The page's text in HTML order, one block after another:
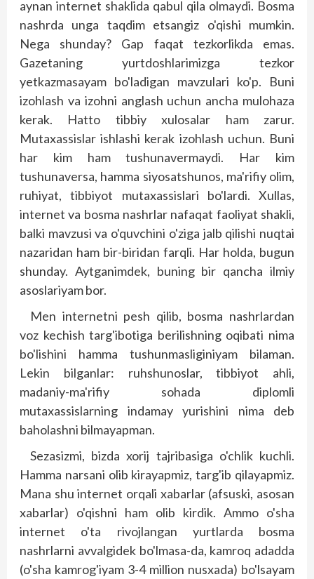
aynan internet shaklida qabul qila olmaydi. Bosma
nashrda unga taqdim etsangiz o'qishi mumkin.
Nega shunday? Gap faqat tezkorlikda emas.
Gazetaning yurtdoshlarimizga tezkor
yetkazmasayam bo'ladigan mavzulari ko'p. Buni
izohlash va izohni anglash uchun ancha mulohaza
kerak. Hatto tibbiy xulosalar ham zarur.
Mutaxassislar ishlashi kerak izohlash uchun. Buni
har kim ham tushunavermaydi. Har kim
tushunaversa, hamma siyosatshunos, ma'rifiy olim,
ruhiyat, tibbiyot mutaxassislari bo'lardi. Xullas,
internet va bosma nashrlar nafaqat faoliyat shakli,
balki mavzusi va o'quvchini o'ziga jalb qilishi nuqtai
nazaridan ham bir-biridan farqli. Har holda, bugun
shunday. Aytganimdek, buning bir qancha ilmiy
asoslariyam bor.
Men internetni pesh qilib, bosma nashrlardan
voz kechish targ'ibotiga berilishning oqibati nima
bo'lishini hamma tushunmasliginiyam bilaman.
Lekin bilganlar: ruhshunoslar, tibbiyot ahli,
madaniy-ma'rifiy sohada diplomli
mutaxassislarning indamay yurishini nima deb
baholashni bilmayapman.
Sezasizmi, bizda xorij tajribasiga o'chlik kuchli.
Hamma narsani olib kirayapmiz, targ'ib qilayapmiz.
Mana shu internet orqali xabarlar (afsuski, asosan
xabarlar) o'qishni ham olib kirdik. Ammo o'sha
internet o'ta rivojlangan yurtlarda bosma
nashrlarni avvalgidek bo'lmasa-da, kamroq adadda
(o'sha kamrog'iyam 3-4 million nusxada) bo'lsayam